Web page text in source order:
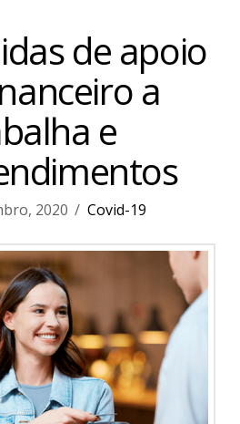
de apoio
a
e
2020 Covid-19